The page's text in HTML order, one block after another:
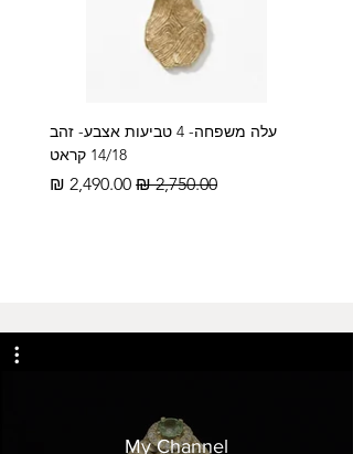
עלה משפחה- 4 טביעות אצבע- זהב
14/18 קראט
מחיר רגיל מחיר מבצע
My Channel